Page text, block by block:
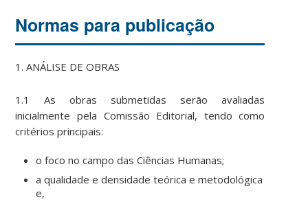
Normas para publicação
1. ANÁLISE DE OBRAS
1.1 As obras submetidas serão avaliadas
inicialmente pela Comissão Editorial, tendo como
critérios principais:
o foco no campo das Ciências Humanas;
a qualidade e densidade teórica e metodológica
e,